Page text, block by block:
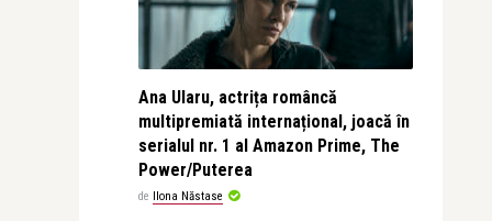
Ana Ularu, actrița româncă
multipremiată internațional, joacă în
serialul nr. 1 al Amazon Prime, The
Power/Puterea
de Ilona Năstase